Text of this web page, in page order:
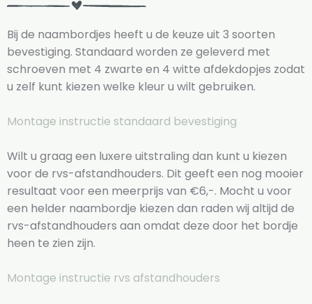
Bij de naambordjes heeft u de keuze uit 3 soorten
bevestiging. Standaard worden ze geleverd met
schroeven met 4 zwarte en 4 witte afdekdopjes zodat
u zelf kunt kiezen welke kleur u wilt gebruiken.
Montage instructie standaard bevestiging
Wilt u graag een luxere uitstraling dan kunt u kiezen
voor de rvs-afstandhouders. Dit geeft een nog mooier
resultaat voor een meerprijs van €6,-. Mocht u voor
een helder naambordje kiezen dan raden wij altijd de
rvs-afstandhouders aan omdat deze door het bordje
heen te zien zijn.
Montage instructie rvs afstandhouders